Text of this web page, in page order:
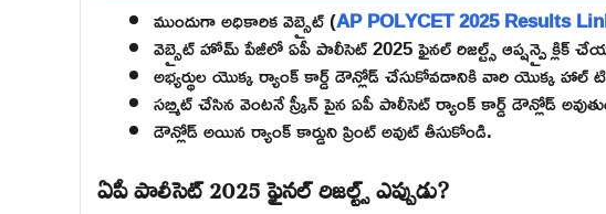
ముందుగా అధికారిక వెబ్సైట్ (AP POLYCET 2025 Results
వెబ్సైట్ హోమ్ పేజీలో ఏపీ పాలీసెట్ 2025 ఫైనల్ రిజల్ట్స్ ఆప్షన్పై క్లిక్
అభ్యర్థుల యొక్క ర్యాంక్ కార్డ్ డౌన్లోడ్ చేసుకోవడానికి వారి యొక్క
సబ్మిట్ చేసిన వెంటనే స్క్రీన్ పైన ఏపీ పాలీసెట్ ర్యాంక్ కార్డ్ డౌన్లోడ్
డౌన్లోడ్ అయిన ర్యాంక్ కార్డుని ప్రింట్ అవుట్ తీసుకోండి.
ఏపీ పాలీసెట్ 2025 ఫైనల్ రిజల్ట్స్ ఎప్పుడు?